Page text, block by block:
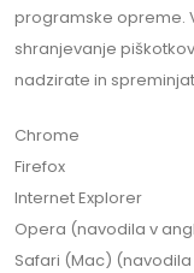
programske opreme.
shranjevanje
nadzirate in
Chrome
Firefox
Internet Explorer
Opera (navodila v
Safari (Mac)